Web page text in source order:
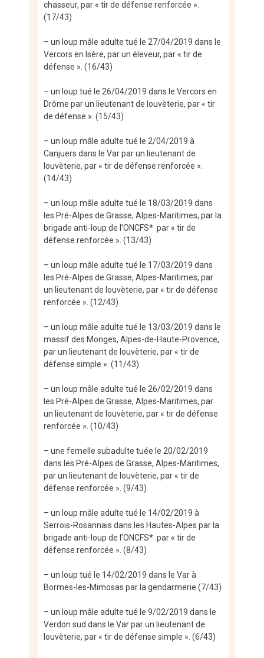
chasseur, par « tir de défense renforcée ».
(17/43)
– un loup mâle adulte tué le 27/04/2019 dans le
Vercors en Isère, par un éleveur, par « tir de
défense ». (16/43)
– un loup tué le 26/04/2019 dans le Vercors en
Drôme par un lieutenant de louvèterie, par « tir
de défense ». (15/43)
– un loup mâle adulte tué le 2/04/2019 à
Canjuers dans le Var par un lieutenant de
louvèterie, par « tir de défense renforcée ».
(14/43)
– un loup mâle adulte tué le 18/03/2019 dans
les Pré-Alpes de Grasse, Alpes-Maritimes, par la
brigade anti-loup de l’ONCFS* par « tir de
défense renforcée ». (13/43)
– un loup mâle adulte tué le 17/03/2019 dans
les Pré-Alpes de Grasse, Alpes-Maritimes, par
un lieutenant de louvèterie, par « tir de défense
renforcée ». (12/43)
– un loup mâle adulte tué le 13/03/2019 dans le
massif des Monges, Alpes-de-Haute-Provence,
par un lieutenant de louvèterie, par « tir de
défense simple ». (11/43)
– un loup mâle adulte tué le 26/02/2019 dans
les Pré-Alpes de Grasse, Alpes-Maritimes, par
un lieutenant de louvèterie, par « tir de défense
renforcée ». (10/43)
– une femelle subadulte tuée le 20/02/2019
dans les Pré-Alpes de Grasse, Alpes-Maritimes,
par un lieutenant de louvèterie, par « tir de
défense renforcée ». (9/43)
– un loup mâle adulte tué le 14/02/2019 à
Serrois-Rosannais dans les Hautes-Alpes par la
brigade anti-loup de l’ONCFS* par « tir de
défense renforcée ». (8/43)
– un loup tué le 14/02/2019 dans le Var à
Bormes-les-Mimosas par la gendarmerie (7/43)
– un loup mâle adulte tué le 9/02/2019 dans le
Verdon sud dans le Var par un lieutenant de
louvèterie, par « tir de défense simple ». (6/43)